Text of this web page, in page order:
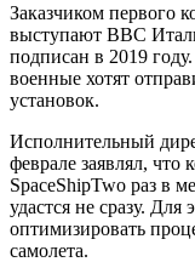
Заказчиком первого
выступают ВВС
подписан в 2019
военные хотят
установок.
Исполнительный
феврале заявлял, что
SpaceShipTwo раз в
удастся не сразу. Для
оптимизировать
самолета.